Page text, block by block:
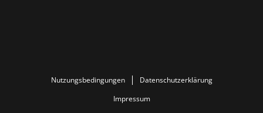
Nutzungsbedingungen
Datenschutzerklärung
Impressum